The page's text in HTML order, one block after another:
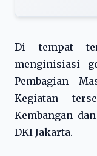
Di tempat
menginisiasi
Pembagian
Kegiatan
Kembangan
DKI Jakarta.